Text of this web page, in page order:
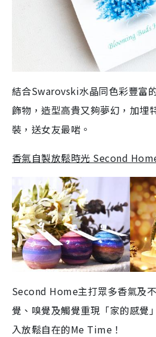
結合Swarovski水晶同色彩豐富
飾物，造型高貴又夠夢幻，加埋
裝，送女友最啱。
香氣自製放鬆時光 Second
Second Home主打眾多香氣及
覺、嗅覺及觸覺重現「家的感覺
入放鬆自在的Me Time！